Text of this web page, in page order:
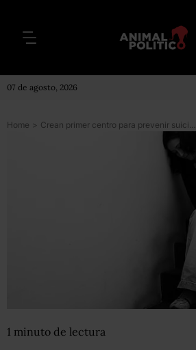
07 de agosto, 2026
Home > Crean primer centro para prevenir suicidios; dará terapia vía redes sociales
1 minuto de lectura